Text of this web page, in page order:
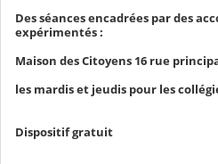
Des séances encadrées par des
expérimentés :
Maison des Citoyens 16 rue
les mardis et jeudis pour les
Dispositif gratuit